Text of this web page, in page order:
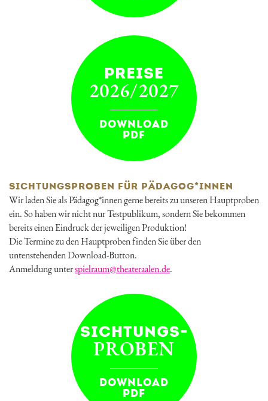
PREISE
2026/2027
DOWNLOAD
PDF
SICHTUNGSPROBEN FÜR PÄDAGOG*INNEN
Wir laden Sie als Pädagog*innen gerne bereits zu unseren Hauptproben
ein. So haben wir nicht nur Testpublikum, sondern Sie bekommen
bereits einen Eindruck der jeweiligen Produktion!
Die Termine zu den Hauptproben finden Sie über den
untenstehenden Download-Button.
Anmeldung unterspielraum@theateraalen.de.
SICHTUNGS-
PROBEN
DOWNLOAD
PDF